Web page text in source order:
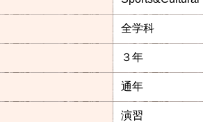
全学科
３年
通年
演習